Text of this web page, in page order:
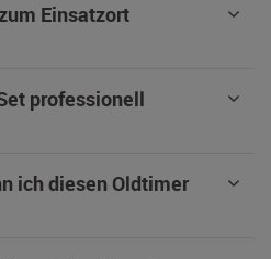
Einsatzort
professionell
ich diesen Oldtimer